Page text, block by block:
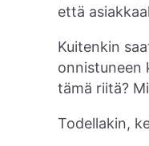
että
Kuitenkin
onnistuneen
tämä riitä?
Todellakin,